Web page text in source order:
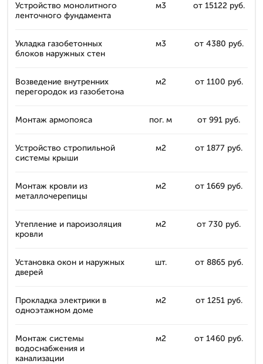
Устройство монолитного
ленточного фундамента
м3 от 15122 руб.
Укладка газобетонных
блоков наружных стен
м3 от 4380 руб.
Возведение внутренних
перегородок из газобетона
м2 от 1100 руб.
Монтаж армопояса пог. м от 991 руб.
Устройство стропильной
системы крыши
м2 от 1877 руб.
Монтаж кровли из
металлочерепицы
м2 от 1669 руб.
Утепление и пароизоляция
кровли
м2 от 730 руб.
Установка окон и наружных
дверей
шт. от 8865 руб.
Прокладка электрики в
одноэтажном доме
м2 от 1251 руб.
Монтаж системы
водоснабжения и
канализации
м2 от 1460 руб.